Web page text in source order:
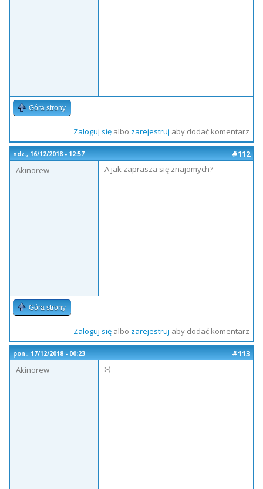
Góra strony
Zaloguj sięalbo zarejestruj aby dodać komentarz
ndz., 16/12/2018 - 12:57
#112
Akinorew
A jak zaprasza się znajomych?
Góra strony
Zaloguj sięalbo zarejestruj aby dodać komentarz
pon., 17/12/2018 - 00:23
#113
Akinorew
:-)